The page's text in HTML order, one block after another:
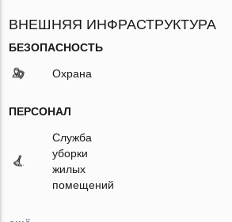
ВНЕШНЯЯ ИНФРАСТРУКТУРА
БЕЗОПАСНОСТЬ
Охрана
ПЕРСОНАЛ
Служба
уборки
жилых
помещений